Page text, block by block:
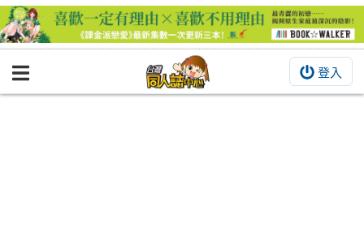
登入
BOOKY書集倉庫